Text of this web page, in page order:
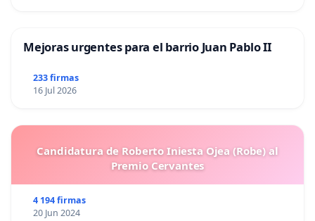
Mejoras urgentes para el barrio Juan Pablo II
233 firmas
16 Jul 2026
Candidatura de Roberto Iniesta Ojea (Robe) al
Premio Cervantes
4 194 firmas
20 Jun 2024